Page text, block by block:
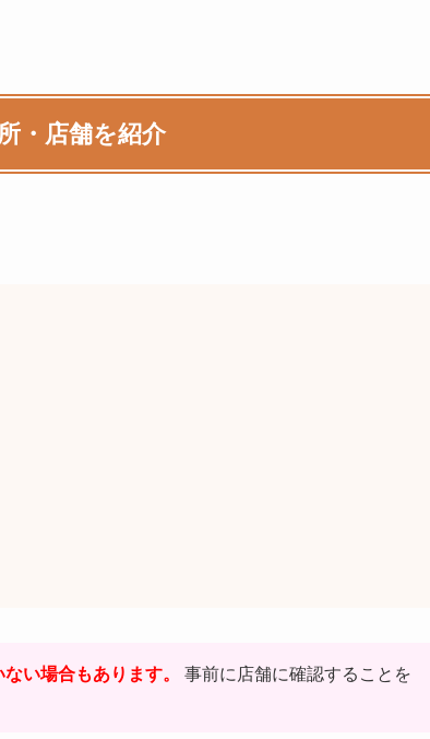
・店舗を紹介
い場合もあります。
事前に店舗に確認することを